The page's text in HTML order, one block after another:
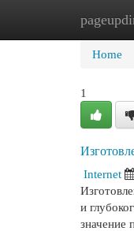
Home
Home
1
Internet
и
значение